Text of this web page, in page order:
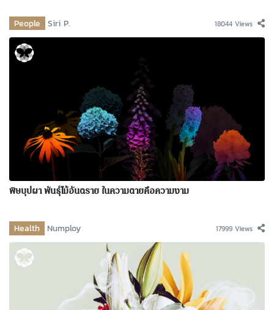
People Siri P. 18044 Views
พิษบุปผา พันธุ์ไม้อันตราย ในความตายคือความงาม
Health Numploy 17999 Views